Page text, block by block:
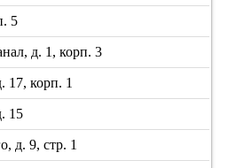
5
д. 1, корп. 3
17, корп. 1
15
д. 9, стр. 1